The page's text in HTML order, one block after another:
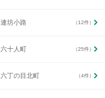
連坊小路 （12件）
六十人町 （25件）
六丁の目北町 （4件）